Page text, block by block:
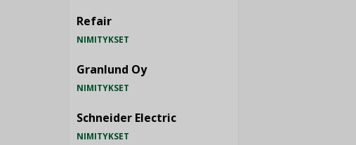
Refair
NIMITYKSET
Granlund Oy
NIMITYKSET
Schneider Electric
NIMITYKSET